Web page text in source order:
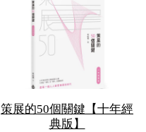
策展的50個關鍵【十年經
典版】